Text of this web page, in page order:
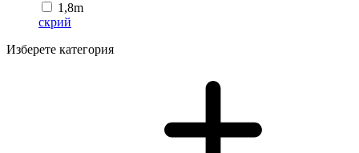
1,8m
скрий
Изберете категория